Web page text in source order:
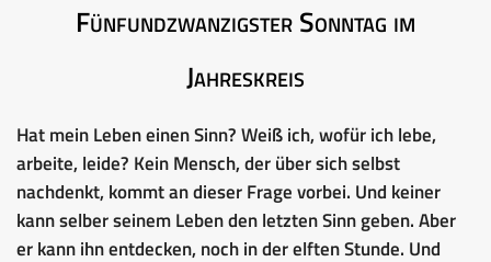
Fünfundzwanzigster Sonntag im
Jahreskreis
Hat mein Leben einen Sinn? Weiß ich, wofür ich lebe,
arbeite, leide? Kein Mensch, der über sich selbst
nachdenkt, kommt an dieser Frage vorbei. Und keiner
kann selber seinem Leben den letzten Sinn geben. Aber
er kann ihn entdecken, noch in der elften Stunde. Und